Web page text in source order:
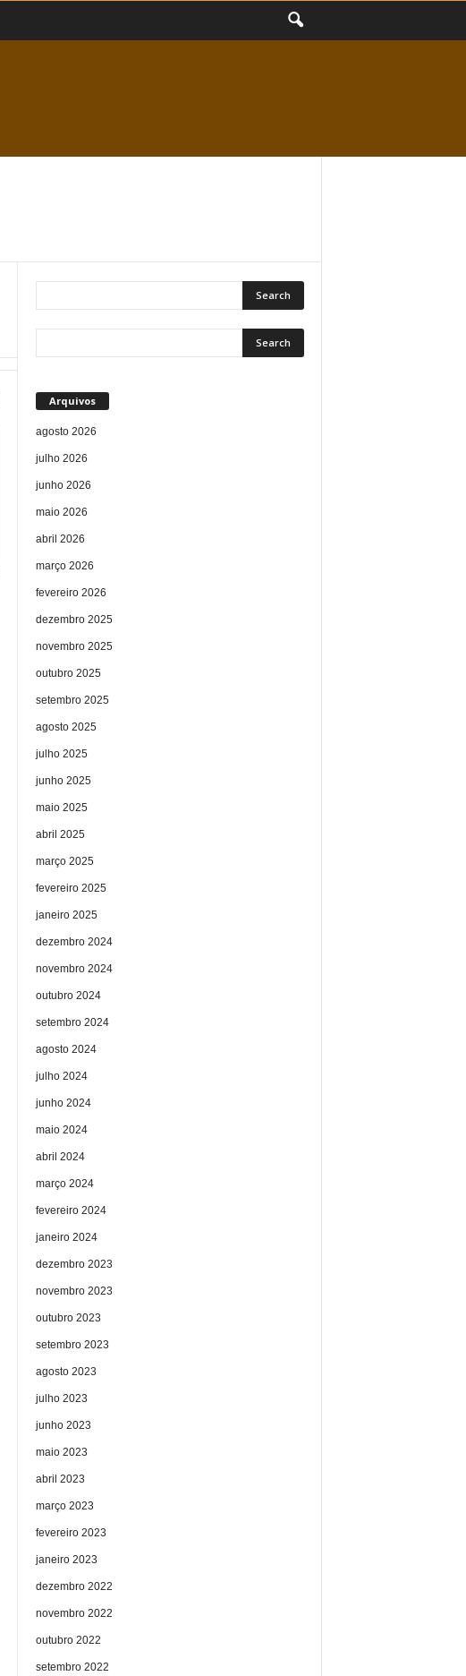
Arquivos
agosto 2026
julho 2026
junho 2026
maio 2026
abril 2026
março 2026
fevereiro 2026
dezembro 2025
novembro 2025
outubro 2025
setembro 2025
agosto 2025
julho 2025
junho 2025
maio 2025
abril 2025
março 2025
fevereiro 2025
janeiro 2025
dezembro 2024
novembro 2024
outubro 2024
setembro 2024
agosto 2024
julho 2024
junho 2024
maio 2024
abril 2024
março 2024
fevereiro 2024
janeiro 2024
dezembro 2023
novembro 2023
outubro 2023
setembro 2023
agosto 2023
julho 2023
junho 2023
maio 2023
abril 2023
março 2023
fevereiro 2023
janeiro 2023
dezembro 2022
novembro 2022
outubro 2022
setembro 2022